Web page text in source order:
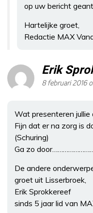
op uw bericht
Hartelijke groet,
Redactie MAX
Erik
8 februari 2016
Wat presenteren
Fijn dat er na zorg is
(Schuring)
Ga zo
De andere
groet uit Lisserbroek,
Erik Sprokkereef
sinds 5 jaar lid van